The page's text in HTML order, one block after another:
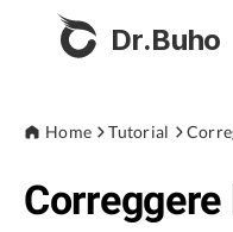
Dr.Buho
Prodotti
Home Tutorial
Correggere